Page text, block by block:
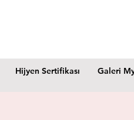
Hijyen Sertifikası Galeri